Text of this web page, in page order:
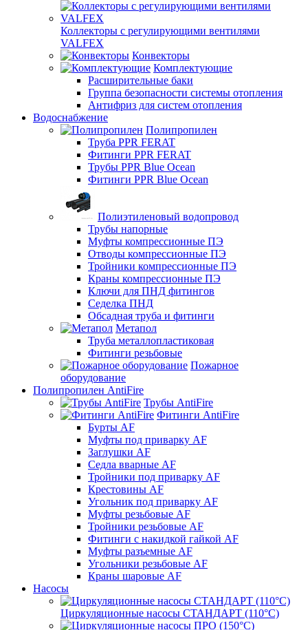
Коллекторы с регулирующими вентилями
VALFEX
Конвекторы
Комплектующие
Расширительные баки
Группа безопасности системы отопления
Антифриз для систем отопления
Водоснабжение
Полипропилен
Труба PPR FERAT
Фитинги PPR FERAT
Трубы PPR Blue Ocean
Фитинги PPR Blue Ocean
Полиэтиленовый водопровод
Трубы напорные
Муфты компрессионные ПЭ
Отводы компрессионные ПЭ
Тройники компрессионные ПЭ
Краны компрессионные ПЭ
Ключи для ПНД фитингов
Седелка ПНД
Обсадная труба и фитинги
Метапол
Труба металлопластиковая
Фитинги резьбовые
Пожарное
оборудование
Полипропилен AntiFire
Трубы AntiFire
Фитинги AntiFire
Бурты AF
Муфты под приварку AF
Заглушки AF
Седла вварные AF
Тройники под приварку AF
Крестовины AF
Угольник под приварку AF
Муфты резьбовые AF
Тройники резьбовые AF
Фитинги с накидкой гайкой AF
Муфты разъемные AF
Угольники резьбовые AF
Краны шаровые AF
Насосы
Циркуляционные насосы СТАНДАРТ (110°C)